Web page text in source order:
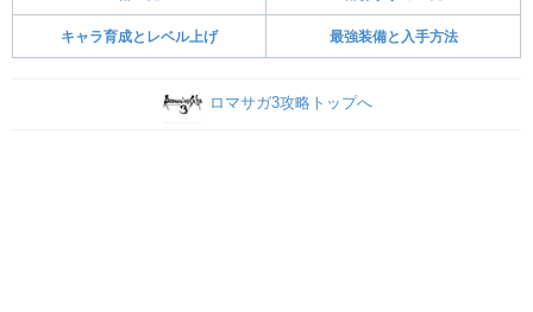
キャラ育成とレベル上げ 最強装備と入手方法
ロマサガ3攻略トップへ